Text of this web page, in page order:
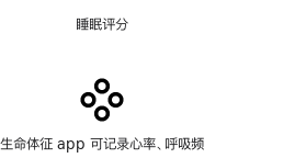
睡眠评分
生命体征 app 可记录心率、呼吸频